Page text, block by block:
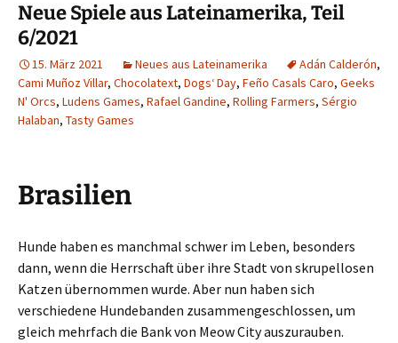
Neue Spiele aus Lateinamerika, Teil
6/2021
15. März 2021 Neues aus Lateinamerika Adán Calderón,
Cami Muñoz Villar, Chocolatext, Dogs‘ Day, Feño Casals Caro, Geeks
N' Orcs, Ludens Games, Rafael Gandine, Rolling Farmers, Sérgio
Halaban, Tasty Games
Brasilien
Hunde haben es manchmal schwer im Leben, besonders
dann, wenn die Herrschaft über ihre Stadt von skrupellosen
Katzen übernommen wurde. Aber nun haben sich
verschiedene Hundebanden zusammengeschlossen, um
gleich mehrfach die Bank von Meow City auszurauben.